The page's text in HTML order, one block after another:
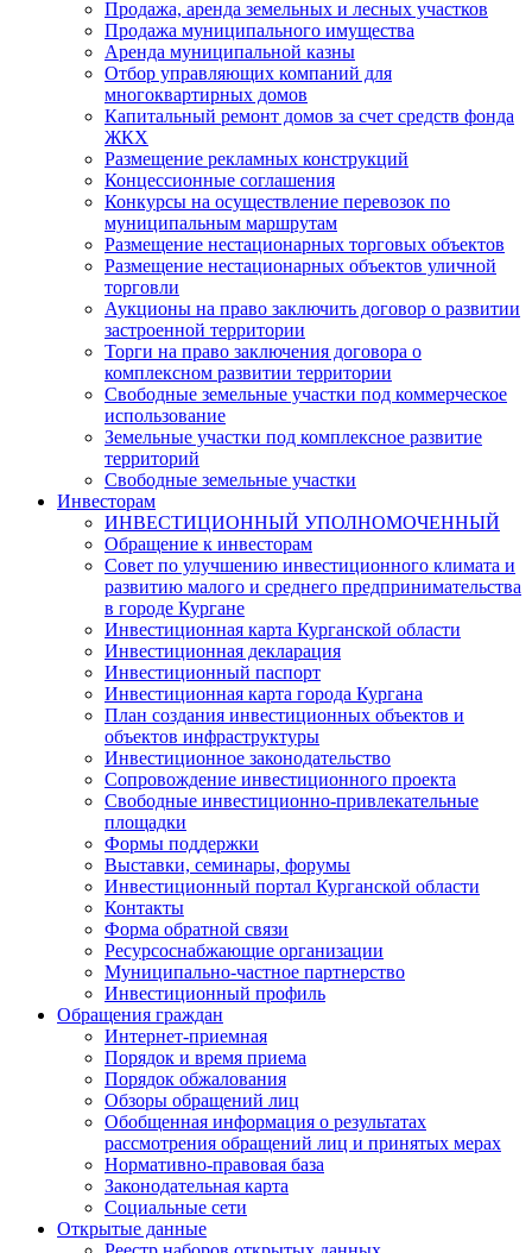
Продажа, аренда земельных и лесных участков
Продажа муниципального имущества
Аренда муниципальной казны
Отбор управляющих компаний для
многоквартирных домов
Капитальный ремонт домов за счет средств фонда
ЖКХ
Размещение рекламных конструкций
Концессионные соглашения
Конкурсы на осуществление перевозок по
муниципальным маршрутам
Размещение нестационарных торговых объектов
Размещение нестационарных объектов уличной
торговли
Аукционы на право заключить договор о развитии
застроенной территории
Торги на право заключения договора о
комплексном развитии территории
Свободные земельные участки под коммерческое
использование
Земельные участки под комплексное развитие
территорий
Свободные земельные участки
Инвесторам
ИНВЕСТИЦИОННЫЙ УПОЛНОМОЧЕННЫЙ
Обращение к инвесторам
Совет по улучшению инвестиционного климата и
развитию малого и среднего предпринимательства
в городе Кургане
Инвестиционная карта Курганской области
Инвестиционная декларация
Инвестиционный паспорт
Инвестиционная карта города Кургана
План создания инвестиционных объектов и
объектов инфраструктуры
Инвестиционное законодательство
Сопровождение инвестиционного проекта
Свободные инвестиционно-привлекательные
площадки
Формы поддержки
Выставки, семинары, форумы
Инвестиционный портал Курганской области
Контакты
Форма обратной связи
Ресурсоснабжающие организации
Муниципально-частное партнерство
Инвестиционный профиль
Обращения граждан
Интернет-приемная
Порядок и время приема
Порядок обжалования
Обзоры обращений лиц
Обобщенная информация о результатах
рассмотрения обращений лиц и принятых мерах
Нормативно-правовая база
Законодательная карта
Социальные сети
Открытые данные